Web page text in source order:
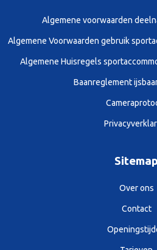
Algemene voorwaarden
Algemene Voorwaarden gebruik
Algemene Huisregels
Baanreglement
Sitemap
Over ons
Contact